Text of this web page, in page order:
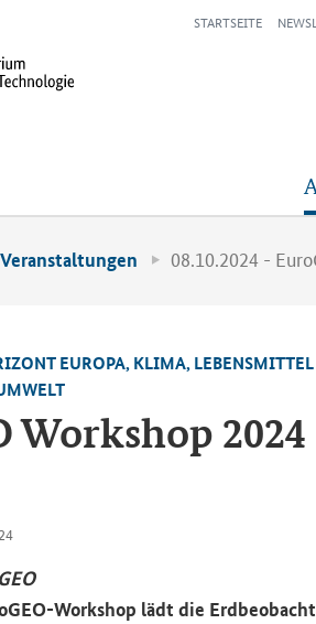
STARTSEITE
Veranstaltungen 08.10.2024 -
EU­RO­PA, KLIMA,
Work­shop 2024
Workshop lädt die